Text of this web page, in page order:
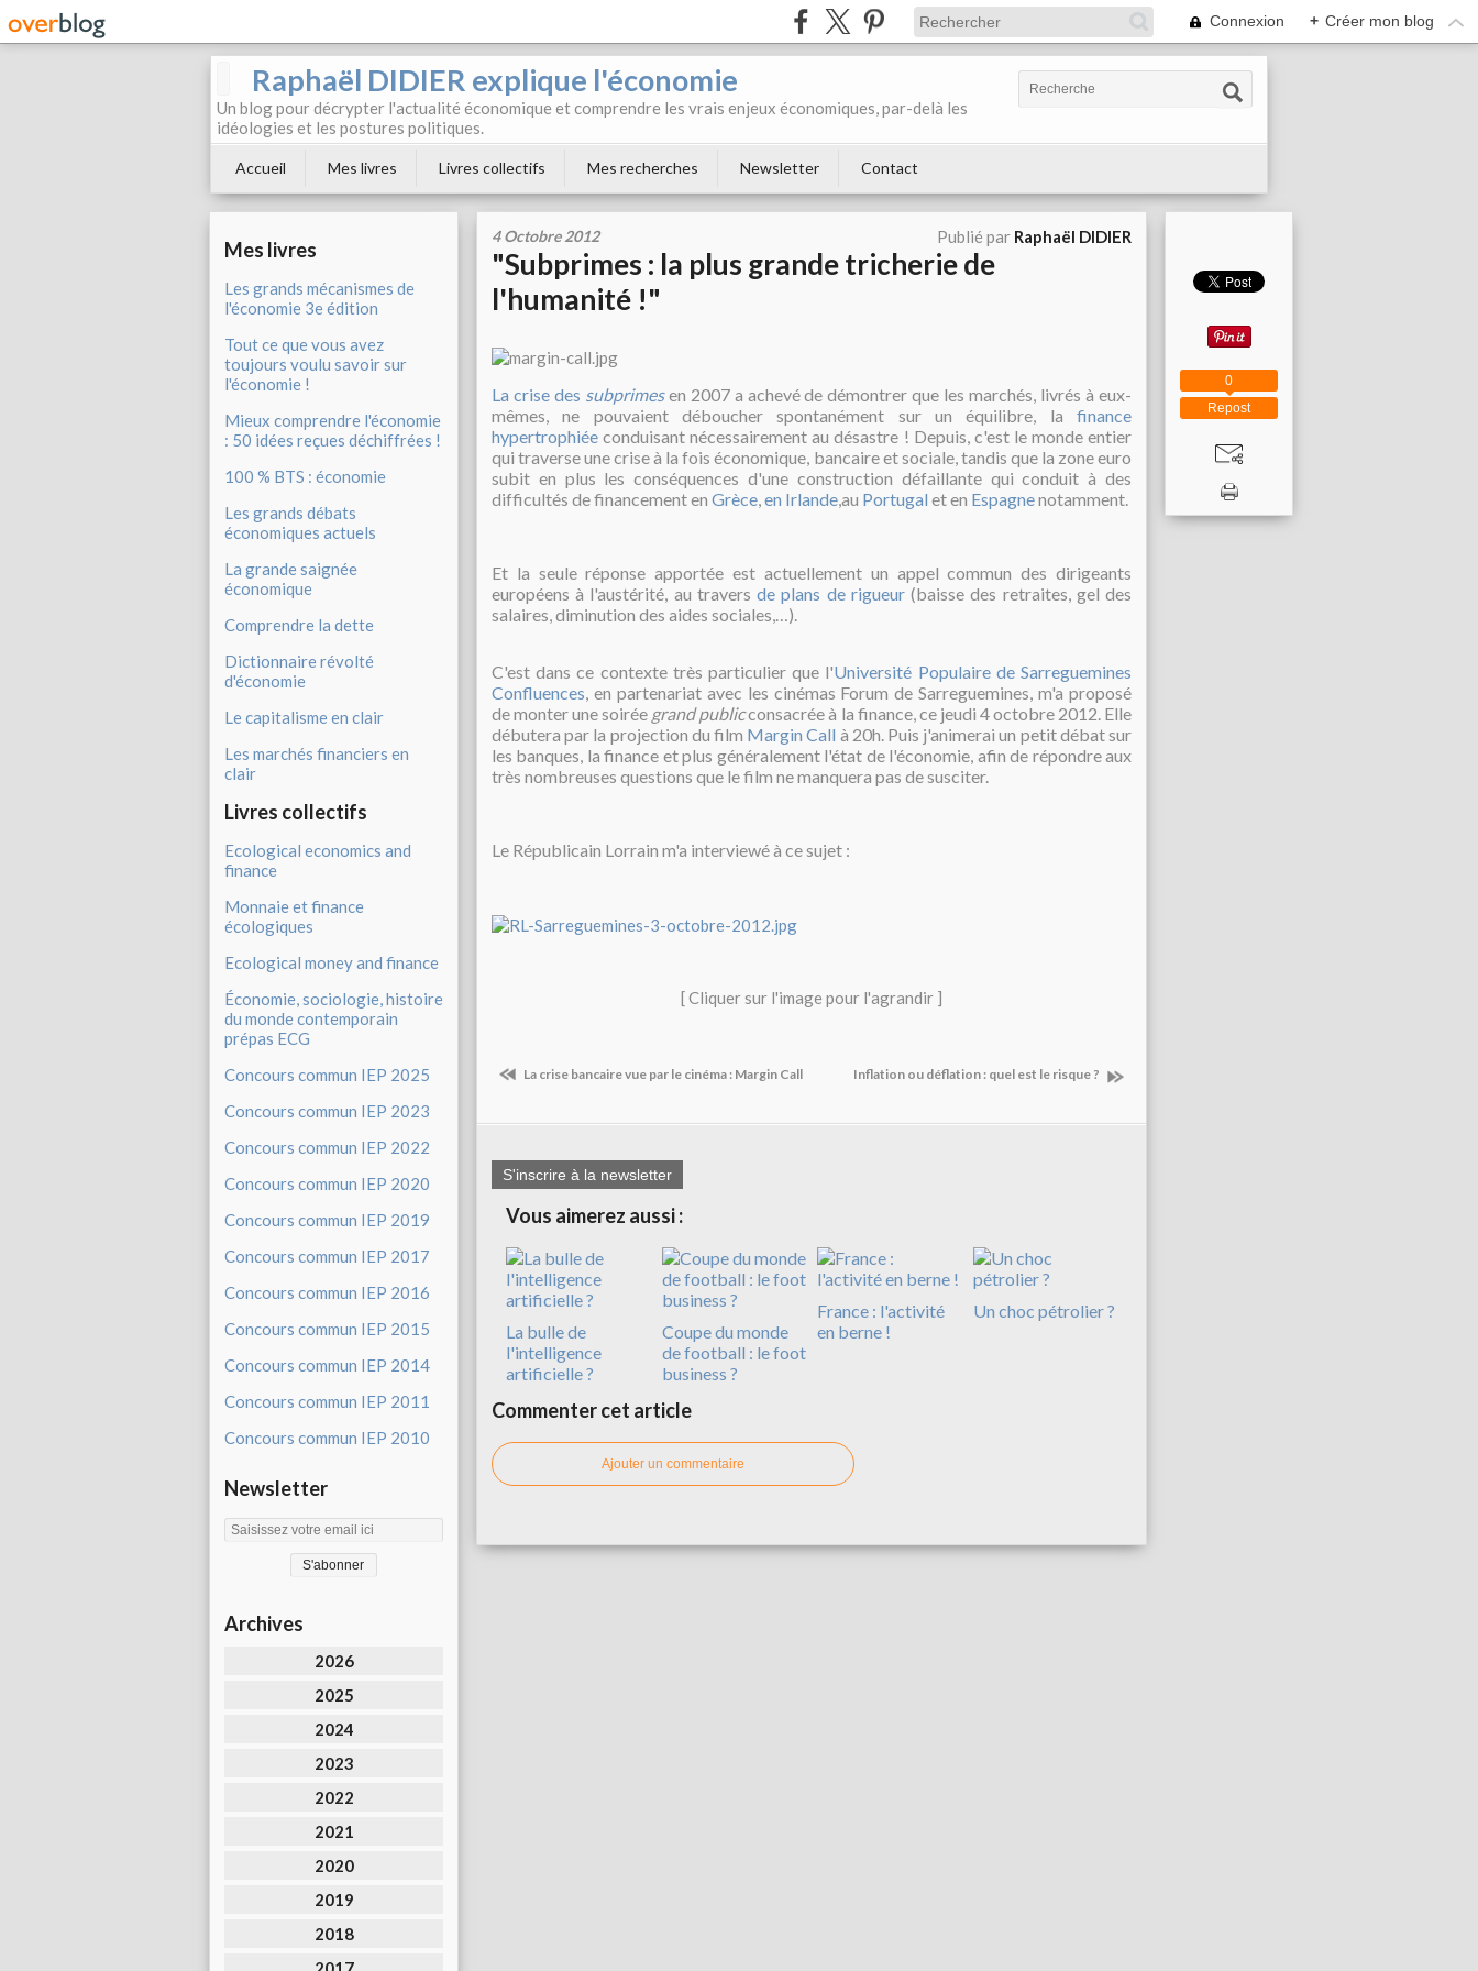
Connexion + Créer mon blog
Raphaël DIDIER explique l'économie
Un blog pour décrypter l'actualité économique et comprendre les vrais enjeux économiques, par-delà les
idéologies et les postures politiques.
Accueil Mes livres Livres collectifs Mes recherches Newsletter Contact
Mes livres
Les grands mécanismes de
l'économie 3e édition
Tout ce que vous avez
toujours voulu savoir sur
l'économie !
Mieux comprendre l'économie
: 50 idées reçues déchiffrées !
100 % BTS : économie
Les grands débats
économiques actuels
La grande saignée
économique
Comprendre la dette
Dictionnaire révolté
d'économie
Le capitalisme en clair
Les marchés financiers en
clair
Livres collectifs
Ecological economics and
finance
Monnaie et finance
écologiques
Ecological money and finance
Économie, sociologie, histoire
du monde contemporain
prépas ECG
Concours commun IEP 2025
Concours commun IEP 2023
Concours commun IEP 2022
Concours commun IEP 2020
Concours commun IEP 2019
Concours commun IEP 2017
Concours commun IEP 2016
Concours commun IEP 2015
Concours commun IEP 2014
Concours commun IEP 2011
Concours commun IEP 2010
Newsletter
Archives
2026
2025
2024
2023
2022
2021
2020
2019
2018
4 Octobre 2012 Publié par Raphaël DIDIER
"Subprimes : la plus grande tricherie de
l'humanité !"
La crise des subprimesen 2007 a achevé de démontrer que les marchés, livrés à eux-
mêmes, ne pouvaient déboucher spontanément sur un équilibre, la finance
hypertrophiée conduisant nécessairement au désastre ! Depuis, c'est le monde entier
qui traverse une crise à la fois économique, bancaire et sociale, tandis que la zone euro
subit en plus les conséquences d'une construction défaillante qui conduit à des
difficultés de financement en Grèce,en Irlande,au Portugal et en Espagnenotamment.
Et la seule réponse apportée est actuellement un appel commun des dirigeants
européens à l'austérité, au traversde plans de rigueur(baisse des retraites, gel des
salaires, diminution des aides sociales,…).
C'est dans ce contexte très particulier que l'Université Populaire de Sarreguemines
Confluences, en partenariat avec les cinémas Forum de Sarreguemines, m'a proposé
de monter une soirée grand publicconsacrée à la finance, ce jeudi 4 octobre 2012. Elle
débutera par la projection du film Margin Call à 20h. Puis j'animerai un petit débat sur
les banques, la finance et plus généralement l'état de l'économie, afin de répondre aux
très nombreuses questions que le film ne manquera pas de susciter.
Le Républicain Lorrain m'a interviewé à ce sujet :
[ Cliquer sur l'image pour l'agrandir ]
La crise bancaire vue par le cinéma : Margin Call Inflation ou déflation : quel est le risque ?
S'inscrire à la newsletter
Vous aimerez aussi :
La bulle de
l'intelligence
artificielle ?
Coupe du monde
de football : le foot
business ?
France : l'activité
en berne !
Un choc pétrolier ?
Commenter cet article
Ajouter un commentaire
Repost
0